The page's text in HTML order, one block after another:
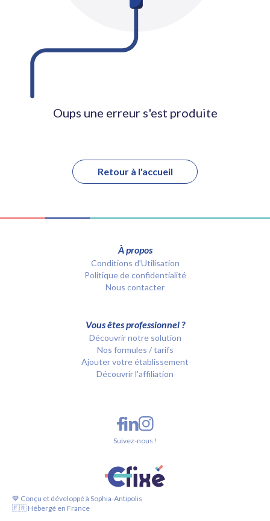
Oups une erreur s'est produite
Retour à l'accueil
À propos
Conditions d’Utilisation
Politique de confidentialité
Nous contacter
Vous êtes professionnel ?
Découvrir notre solution
Nos formules / tarifs
Ajouter votre établissement
Découvrir l'affiliation
💙 Conçu et développé à Sophia-Antipolis
🇫🇷 Hébergé en France
Suivez-nous !